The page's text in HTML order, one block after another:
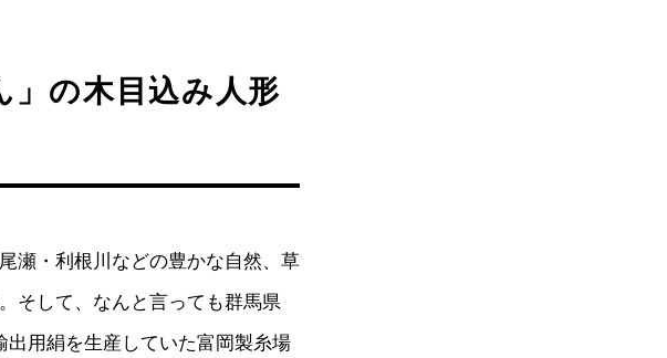
」の木目込み人形
瀬・利根川などの豊かな自然、草
そして、なんと言っても群馬県
用絹を生産していた富岡製糸場